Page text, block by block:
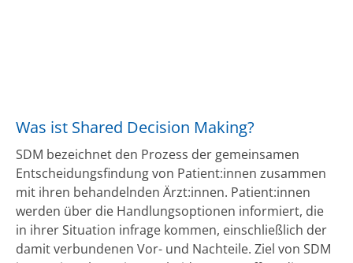
Was ist Shared Decision Making?
SDM bezeichnet den Prozess der gemeinsamen
Entscheidungsfindung von Patient:innen zusammen
mit ihren behandelnden Ärzt:innen. Patient:innen
werden über die Handlungsoptionen informiert, die
in ihrer Situation infrage kommen, einschließlich der
damit verbundenen Vor- und Nachteile. Ziel von SDM